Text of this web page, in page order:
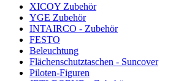
XICOY Zubehör
YGE Zubehör
INTAIRCO - Zubehör
FESTO
Beleuchtung
Flächenschutztaschen - Suncover
Piloten-Figuren